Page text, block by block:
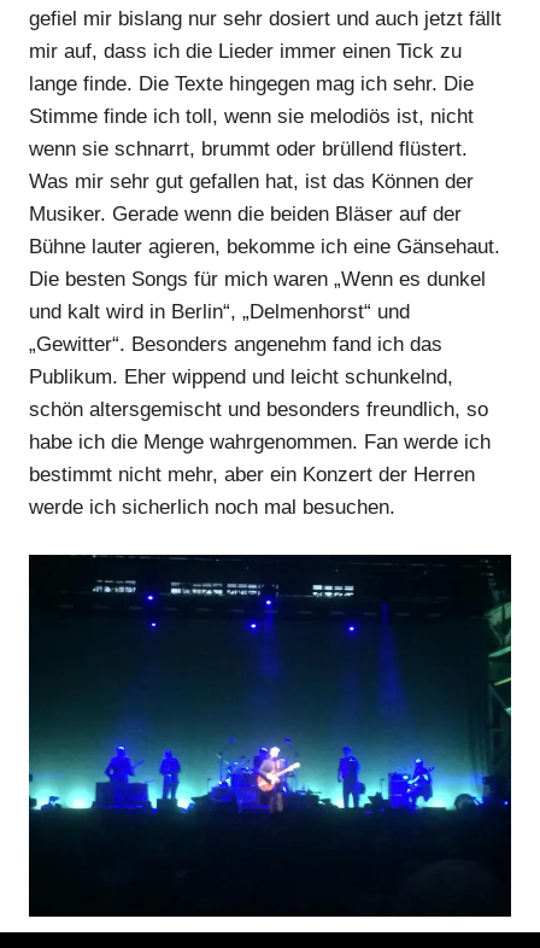
gefiel mir bislang nur sehr dosiert und auch jetzt fällt
mir auf, dass ich die Lieder immer einen Tick zu
lange finde. Die Texte hingegen mag ich sehr. Die
Stimme finde ich toll, wenn sie melodiös ist, nicht
wenn sie schnarrt, brummt oder brüllend flüstert.
Was mir sehr gut gefallen hat, ist das Können der
Musiker. Gerade wenn die beiden Bläser auf der
Bühne lauter agieren, bekomme ich eine Gänsehaut.
Die besten Songs für mich waren „Wenn es dunkel
und kalt wird in Berlin“, „Delmenhorst“ und
„Gewitter“. Besonders angenehm fand ich das
Publikum. Eher wippend und leicht schunkelnd,
schön altersgemischt und besonders freundlich, so
habe ich die Menge wahrgenommen. Fan werde ich
bestimmt nicht mehr, aber ein Konzert der Herren
werde ich sicherlich noch mal besuchen.